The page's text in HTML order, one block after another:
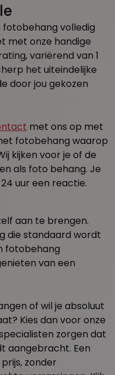
fotobehang volledig
met onze handige
variërend van 1
het uiteindelijke
door jou gekozen
met ons op met
fotobehang waarop
kijken voor je of de
als foto behang. Je
uur een reactie.
aan te brengen.
die standaard wordt
fotobehang
van een
of wil je absoluut
Kies dan voor onze
zorgen dat
aangebracht. Een
zonder